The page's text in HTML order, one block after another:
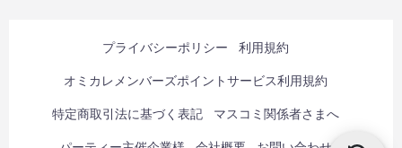
プライバシーポリシー 利用規約
オミカレメンバーズポイントサービス利用規約
特定商取引法に基づく表記 マスコミ関係者さまへ